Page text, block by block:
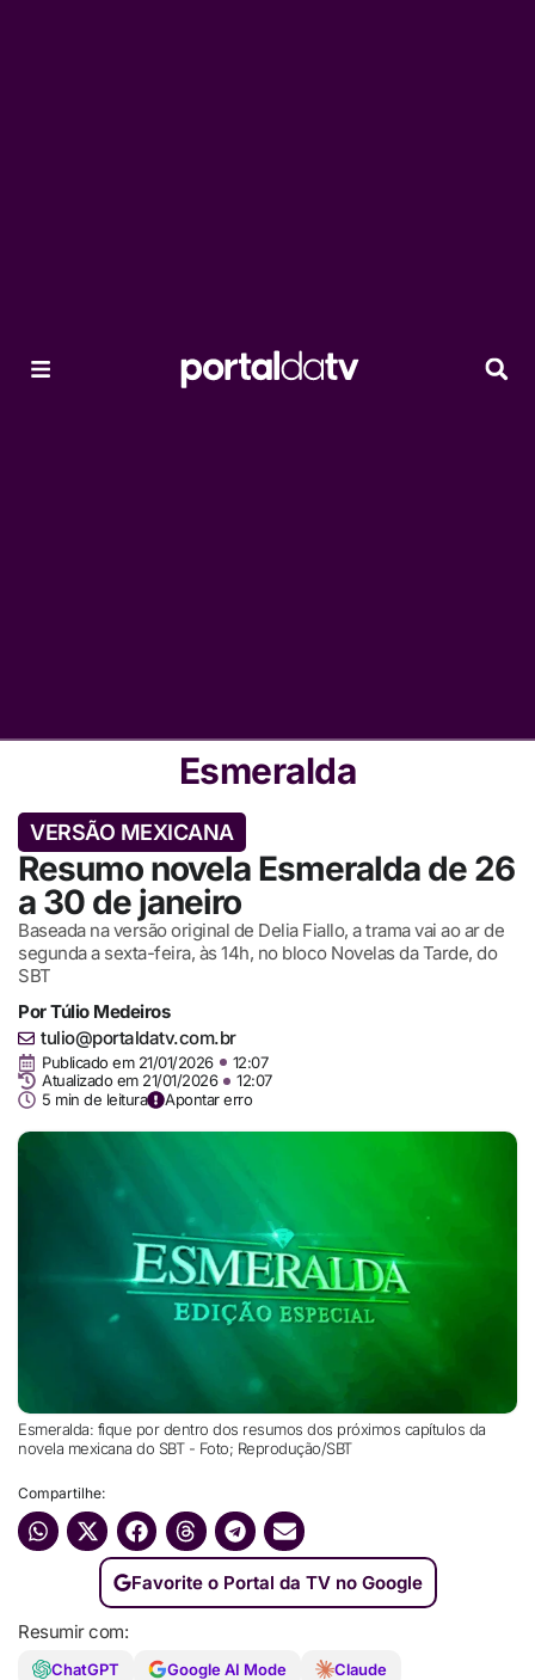
Esmeralda
VERSÃO MEXICANA
Resumo novela Esmeralda de 26
a 30 de janeiro
Baseada na versão original de Delia Fiallo, a trama vai ao ar de
segunda a sexta-feira, às 14h, no bloco Novelas da Tarde, do
SBT
PorTúlio Medeiros
tulio@portaldatv.com.br
Publicado em 21/01/2026
12:07
Atualizado em 21/01/2026
12:07
5 min de leitura
Apontar erro
Esmeralda: fique por dentro dos resumos dos próximos capítulos da
novela mexicana do SBT - Foto; Reprodução/SBT
Compartilhe:
Favorite o Portal da TV no Google
Resumir com:
ChatGPT Google AI Mode
Claude